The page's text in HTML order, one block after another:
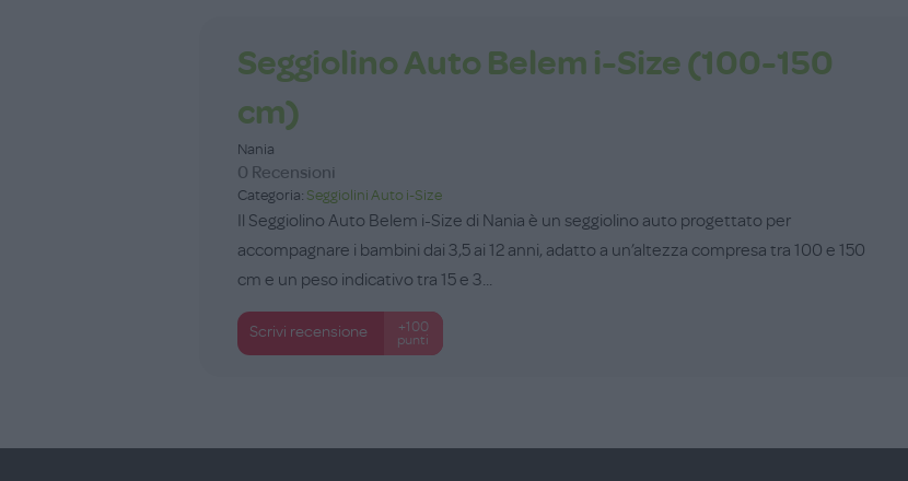
Seggiolino Auto Belem i-Size (100-150
cm)
Nania
0 Recensioni
Categoria: Seggiolini Auto i-Size
Il Seggiolino Auto Belem i-Size di Nania è un seggiolino auto progettato per
accompagnare i bambini dai 3,5 ai 12 anni, adatto a un’altezza compresa tra 100 e 150
cm e un peso indicativo tra 15 e 3...
Scrivi recensione
+100
punti